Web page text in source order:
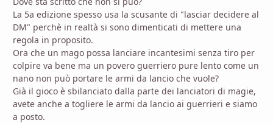
La 5a edizione spesso usa la scusante di "lasciar decidere al
DM" perchè in realtà si sono dimenticati di mettere una
regola in proposito.
Ora che un mago possa lanciare incantesimi senza tiro per
colpire va bene ma un povero guerriero pure lento come un
nano non può portare le armi da lancio che vuole?
Già il gioco è sbilanciato dalla parte dei lanciatori di magie,
avete anche a togliere le armi da lancio ai guerrieri e siamo
a posto.